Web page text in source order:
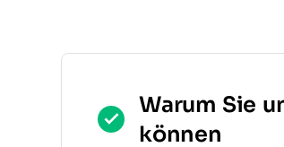
Warum Sie
können